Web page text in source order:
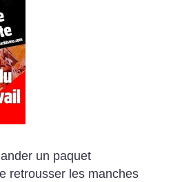
un paquet
retrousser les manches